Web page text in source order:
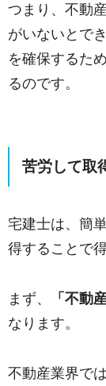
つまり、不動
がいないとで
を確保するた
るのです。
苦労して取
宅建士は、簡
得することで
まず、 「不動
なります。
不動産業界で